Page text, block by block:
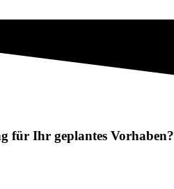
für Ihr geplantes Vorhaben?